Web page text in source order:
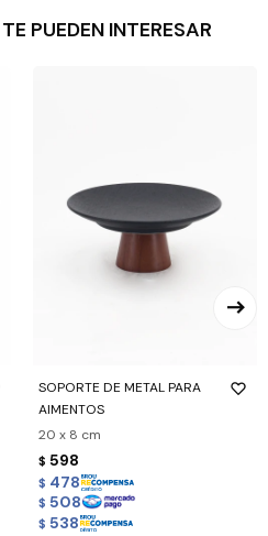
PUEDEN INTERESAR
SOPORTE DE METAL PARA
AIMENTOS
20 x 8 cm
$ 598
$ 478
$ 508
$ 538